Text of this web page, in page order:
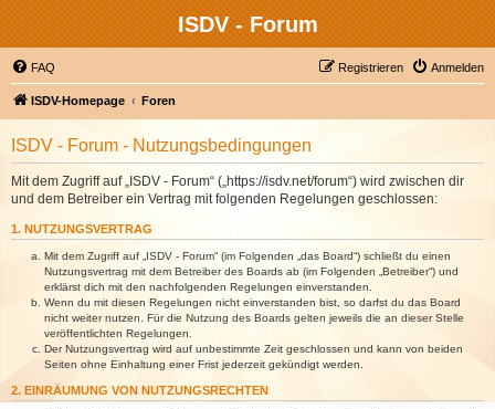
ISDV - Forum
FAQ Anmelden
Registrieren
ISDV-Homepage Foren
ISDV - Forum - Nutzungsbedingungen
Mit dem Zugriff auf „ISDV - Forum“ („https://isdv.net/forum“) wird zwischen dir
und dem Betreiber ein Vertrag mit folgenden Regelungen geschlossen:
1. NUTZUNGSVERTRAG
Mit dem Zugriff auf „ISDV - Forum“ (im Folgenden „das Board“) schließt du einen
Nutzungsvertrag mit dem Betreiber des Boards ab (im Folgenden „Betreiber“) und
erklärst dich mit den nachfolgenden Regelungen einverstanden.
Wenn du mit diesen Regelungen nicht einverstanden bist, so darfst du das Board
nicht weiter nutzen. Für die Nutzung des Boards gelten jeweils die an dieser Stelle
veröffentlichten Regelungen.
Der Nutzungsvertrag wird auf unbestimmte Zeit geschlossen und kann von beiden
Seiten ohne Einhaltung einer Frist jederzeit gekündigt werden.
2. EINRÄUMUNG VON NUTZUNGSRECHTEN